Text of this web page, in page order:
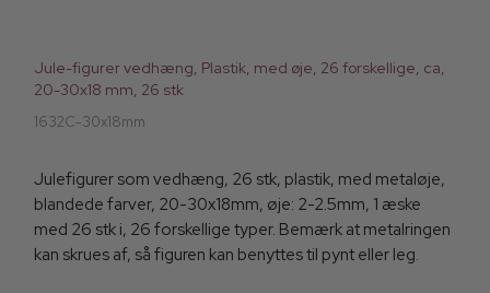
Jule-figurer vedhæng, Plastik, med øje, 26 forskellige, ca,
20-30x18 mm, 26 stk
1632C-30x18mm
Julefigurer som vedhæng, 26 stk, plastik, med metaløje,
blandede farver, 20-30x18mm, øje: 2-2.5mm, 1 æske
med 26 stk i, 26 forskellige typer. Bemærk at metalringen
kan skrues af, så figuren kan benyttes til pynt eller leg.